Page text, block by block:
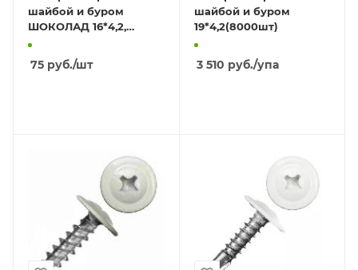
шайбой и буром
ШОКОЛАД 16*4,2,
(100шт)
75 руб./шт
шайбой и буром
19*4,2(8000шт)
3 510 руб./упа